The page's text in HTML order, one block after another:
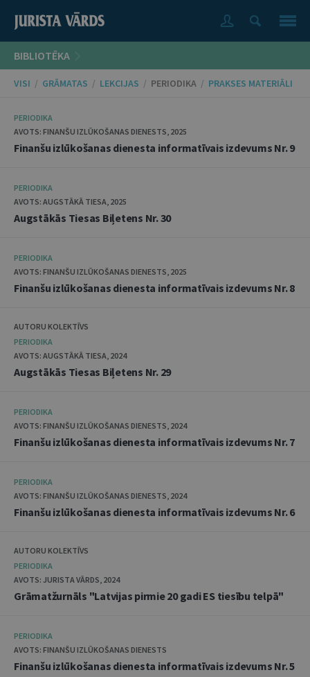
BIBLIOTĒKA
VISI / GRĀMATAS / LEKCIJAS / PERIODIKA / PRAKSES MATERIĀLI
PERIODIKA
AVOTS: FINANŠU IZLŪKOŠANAS DIENESTS, 2025
Finanšu izlūkošanas dienesta informatīvais izdevums Nr. 9
PERIODIKA
AVOTS: AUGSTĀKĀ TIESA, 2025
Augstākās Tiesas Biļetens Nr. 30
PERIODIKA
AVOTS: FINANŠU IZLŪKOŠANAS DIENESTS, 2025
Finanšu izlūkošanas dienesta informatīvais izdevums Nr. 8
AUTORU KOLEKTĪVS
PERIODIKA
AVOTS: AUGSTĀKĀ TIESA, 2024
Augstākās Tiesas Biļetens Nr. 29
PERIODIKA
AVOTS: FINANŠU IZLŪKOŠANAS DIENESTS, 2024
Finanšu izlūkošanas dienesta informatīvais izdevums Nr. 7
PERIODIKA
AVOTS: FINANŠU IZLŪKOŠANAS DIENESTS, 2024
Finanšu izlūkošanas dienesta informatīvais izdevums Nr. 6
AUTORU KOLEKTĪVS
PERIODIKA
AVOTS: JURISTA VĀRDS, 2024
Grāmatžurnāls "Latvijas pirmie 20 gadi ES tiesību telpā"
PERIODIKA
AVOTS: FINANŠU IZLŪKOŠANAS DIENESTS
Finanšu izlūkošanas dienesta informatīvais izdevums Nr. 5